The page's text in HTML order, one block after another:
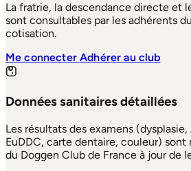
La fratrie, la descendance directe et
sont consultables par les adhérents
cotisation.
Me connecterAdhérer au club
Données sanitaires détaillées
Les résultats des examens
EuDDC, carte dentaire, couleur) sont
du Doggen Club de France à jour de